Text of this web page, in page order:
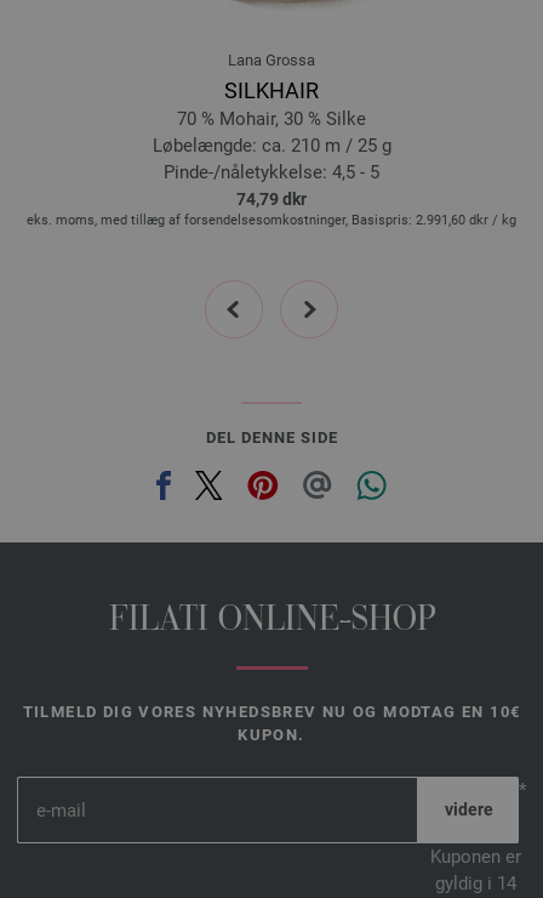
Lana Grossa
SILKHAIR
70 % Mohair, 30 % Silke
Løbelængde: ca. 210 m / 25 g
Pinde-/nåletykkelse: 4,5 - 5
74,79 dkr
eks. moms, med tillæg af forsendelsesomkostninger, Basispris: 2.991,60 dkr / kg
prev next
DEL DENNE SIDE
FILATI ONLINE-SHOP
TILMELD DIG VORES NYHEDSBREV NU OG MODTAG EN 10€
KUPON.
*
Kuponen er
gyldig i 14